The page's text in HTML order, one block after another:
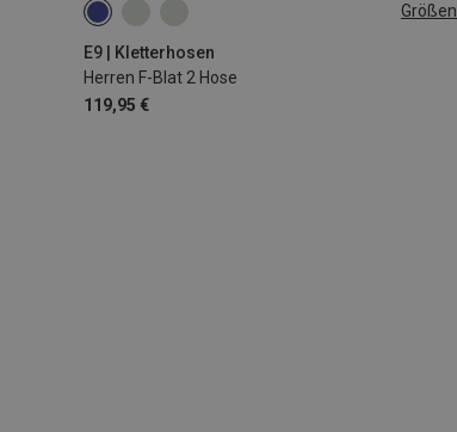
Größen
E9 | Kletterhosen
Herren F-Blat 2 Hose
119,95 €
XS S M